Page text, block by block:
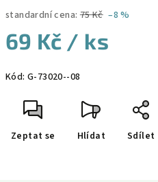
standardní cena: 75 Kč –8 %
69 Kč / ks
cena:
Kód: G-73020--08
Zeptat se Hlídat Sdílet